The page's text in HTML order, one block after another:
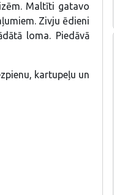
Maltīti gatavo
Zivju ēdieni
loma. Piedāvā
kartupeļu un